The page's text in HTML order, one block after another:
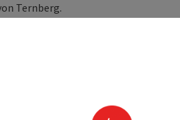
Ternberg.
am Hang des Freinberges
fällt von dort sanft zum Alten